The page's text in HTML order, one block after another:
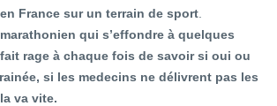
France sur un terrain de sport
qui s’effondre à quelques
rage à chaque fois de savoir si oui ou
si les medecins ne délivrent pas les
va vite.